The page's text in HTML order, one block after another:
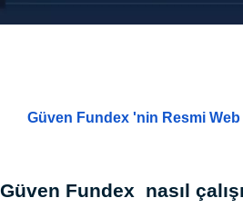
Güven Fundex 'nin Resmi
Güven Fundex nasıl